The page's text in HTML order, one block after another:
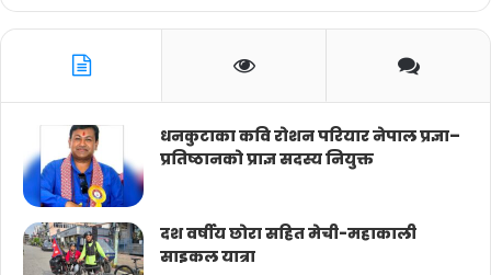
धनकुटाका कवि रोशन परियार नेपाल प्रज्ञा–
प्रतिष्ठानको प्राज्ञ सदस्य नियुक्त
दश वर्षीय छोरा सहित मेची-महाकाली
साइकल यात्रा